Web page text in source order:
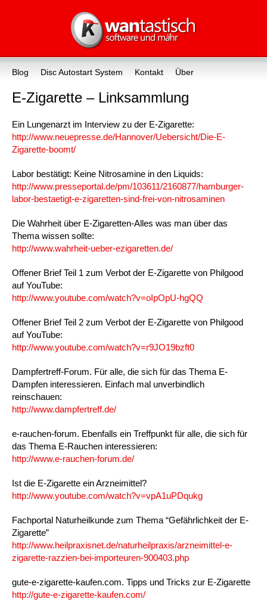
Blog Disc Autostart System Kontakt Über
E-Zigarette – Linksammlung
Ein Lungenarzt im Interview zu der E-Zigarette:
http://www.neuepresse.de/Hannover/Uebersicht/Die-E-
Zigarette-boomt/
Labor bestätigt: Keine Nitrosamine in den Liquids:
http://www.presseportal.de/pm/103611/2160877/hamburger-
labor-bestaetigt-e-zigaretten-sind-frei-von-nitrosaminen
Die Wahrheit über E-Zigaretten-Alles was man über das
Thema wissen sollte:
http://www.wahrheit-ueber-ezigaretten.de/
Offener Brief Teil 1 zum Verbot der E-Zigarette von Philgood
auf YouTube:
http://www.youtube.com/watch?v=oIpOpU-hgQQ
Offener Brief Teil 2 zum Verbot der E-Zigarette von Philgood
auf YouTube:
http://www.youtube.com/watch?v=r9JO19bzft0
Dampfertreff-Forum. Für alle, die sich für das Thema E-
Dampfen interessieren. Einfach mal unverbindlich
reinschauen:
http://www.dampfertreff.de/
e-rauchen-forum. Ebenfalls ein Treffpunkt für alle, die sich für
das Thema E-Rauchen interessieren:
http://www.e-rauchen-forum.de/
Ist die E-Zigarette ein Arzneimittel?
http://www.youtube.com/watch?v=vpA1uPDqukg
Fachportal Naturheilkunde zum Thema “Gefährlichkeit der E-
Zigarette”
http://www.heilpraxisnet.de/naturheilpraxis/arzneimittel-e-
zigarette-razzien-bei-importeuren-900403.php
gute-e-zigarette-kaufen.com. Tipps und Tricks zur E-Zigarette
http://gute-e-zigarette-kaufen.com/